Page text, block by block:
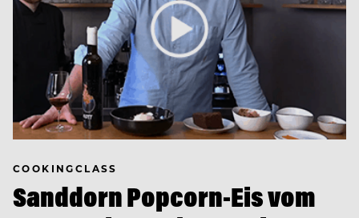
COOKINGCLASS
Sanddorn Popcorn-Eis vom